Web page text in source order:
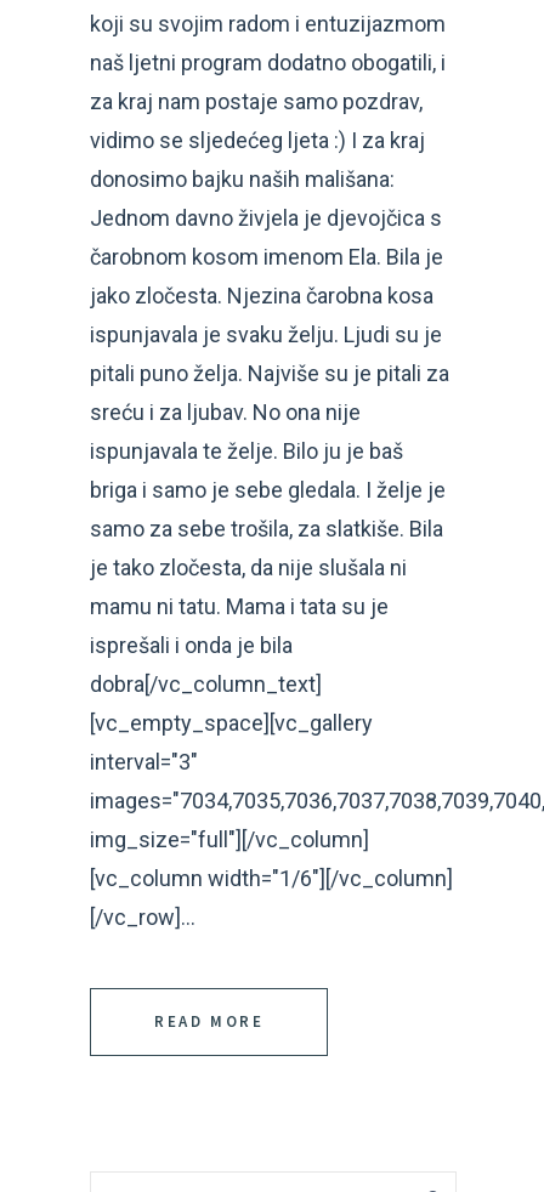
koji su svojim radom i entuzijazmom
naš ljetni program dodatno obogatili, i
za kraj nam postaje samo pozdrav,
vidimo se sljedećeg ljeta :) I za kraj
donosimo bajku naših mališana:
Jednom davno živjela je djevojčica s
čarobnom kosom imenom Ela. Bila je
jako zločesta. Njezina čarobna kosa
ispunjavala je svaku želju. Ljudi su je
pitali puno želja. Najviše su je pitali za
sreću i za ljubav. No ona nije
ispunjavala te želje. Bilo ju je baš
briga i samo je sebe gledala. I želje je
samo za sebe trošila, za slatkiše. Bila
je tako zločesta, da nije slušala ni
mamu ni tatu. Mama i tata su je
isprešali i onda je bila
dobra[/vc_column_text]
[vc_empty_space][vc_gallery
interval="3"
img_size="full"][/vc_column]
[vc_column width="1/6"][/vc_column]
[/vc_row]...
READ MORE